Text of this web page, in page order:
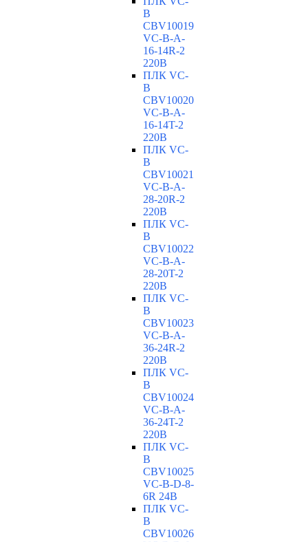
B
CBV10019
VC-В-A-
16-14R-2
220В
ПЛК VC-
B
CBV10020
VC-В-A-
16-14T-2
220В
ПЛК VC-
B
CBV10021
VC-В-A-
28-20R-2
220В
ПЛК VC-
B
CBV10022
VC-В-A-
28-20T-2
220В
ПЛК VC-
B
CBV10023
VC-В-A-
36-24R-2
220В
ПЛК VC-
B
CBV10024
VC-В-A-
36-24T-2
220В
ПЛК VC-
B
CBV10025
VC-В-D-8-
6R 24В
ПЛК VC-
B
CBV10026